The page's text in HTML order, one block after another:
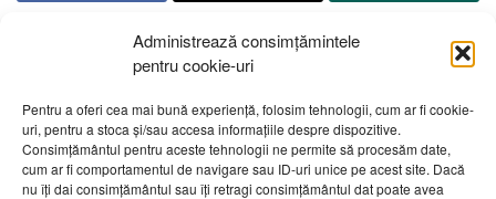
Administrează consimțămintele
pentru cookie-uri
Pentru a oferi cea mai bună experiență, folosim tehnologii, cum ar fi cookie-
uri, pentru a stoca și/sau accesa informațiile despre dispozitive.
Consimțământul pentru aceste tehnologii ne permite să procesăm date,
cum ar fi comportamentul de navigare sau ID-uri unice pe acest site. Dacă
nu îți dai consimțământul sau îți retragi consimțământul dat poate avea
Despre noi Publicitate Contact
Politică de confidențialitate
Cod Deontologic
Grila de programe